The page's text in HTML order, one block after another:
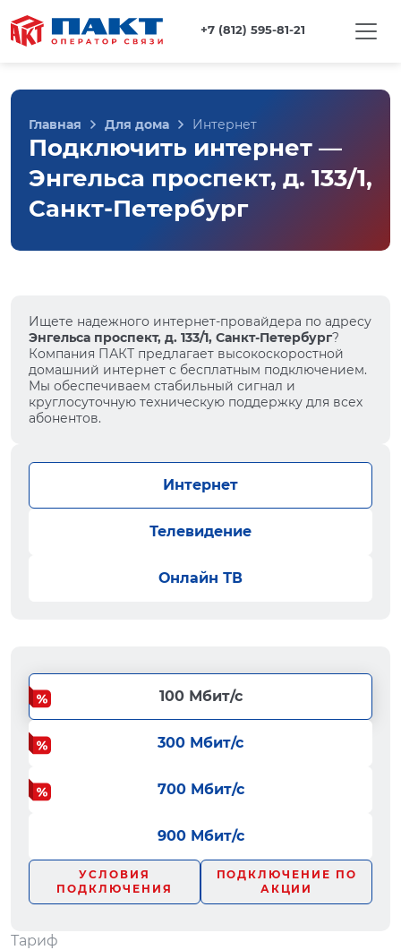
+7 (812) 595-81-21
Главная Для дома Интернет
Подключить интернет —
Энгельса проспект, д. 133/1,
Санкт-Петербург
Ищете надежного интернет-провайдера по адресу
Энгельса проспект, д. 133/1, Санкт-Петербург?
Компания ПАКТ предлагает высокоскоростной
домашний интернет с бесплатным подключением.
Мы обеспечиваем стабильный сигнал и
круглосуточную техническую поддержку для всех
абонентов.
Интернет
Телевидение
Онлайн ТВ
100 Мбит/с
300 Мбит/с
700 Мбит/с
900 Мбит/с
УСЛОВИЯ
ПОДКЛЮЧЕНИЯ
ПОДКЛЮЧЕНИЕ ПО
АКЦИИ
Тариф